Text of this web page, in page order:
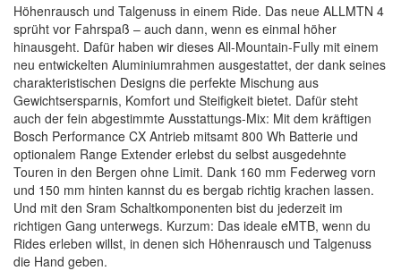
Höhenrausch und Talgenuss in einem Ride. Das neue ALLMTN 4
sprüht vor Fahrspaß – auch dann, wenn es einmal höher
hinausgeht. Dafür haben wir dieses All-Mountain-Fully mit einem
neu entwickelten Aluminiumrahmen ausgestattet, der dank seines
charakteristischen Designs die perfekte Mischung aus
Gewichtsersparnis, Komfort und Steifigkeit bietet. Dafür steht
auch der fein abgestimmte Ausstattungs-Mix: Mit dem kräftigen
Bosch Performance CX Antrieb mitsamt 800 Wh Batterie und
optionalem Range Extender erlebst du selbst ausgedehnte
Touren in den Bergen ohne Limit. Dank 160 mm Federweg vorn
und 150 mm hinten kannst du es bergab richtig krachen lassen.
Und mit den Sram Schaltkomponenten bist du jederzeit im
richtigen Gang unterwegs. Kurzum: Das ideale eMTB, wenn du
Rides erleben willst, in denen sich Höhenrausch und Talgenuss
die Hand geben.